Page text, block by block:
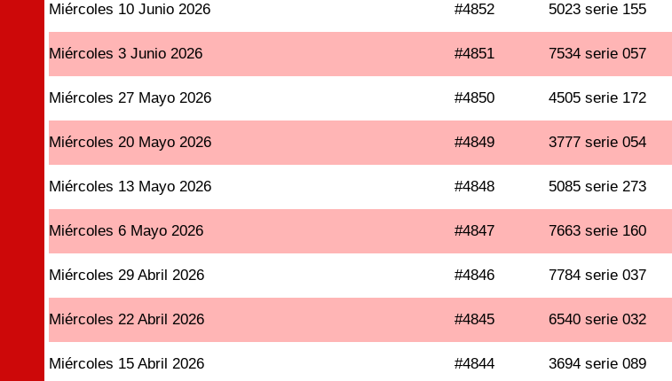
Miércoles 10 Junio 2026 #4852 5023 serie 155
Miércoles 3 Junio 2026 #4851 7534 serie 057
Miércoles 27 Mayo 2026 #4850 4505 serie 172
Miércoles 20 Mayo 2026 #4849 3777 serie 054
Miércoles 13 Mayo 2026 #4848 5085 serie 273
Miércoles 6 Mayo 2026 #4847 7663 serie 160
Miércoles 29 Abril 2026 #4846 7784 serie 037
Miércoles 22 Abril 2026 #4845 6540 serie 032
Miércoles 15 Abril 2026 #4844 3694 serie 089